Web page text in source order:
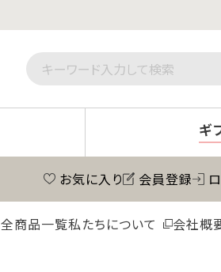
ギ
お気に入り 会員登録
全商品一覧私たちについて 会社概